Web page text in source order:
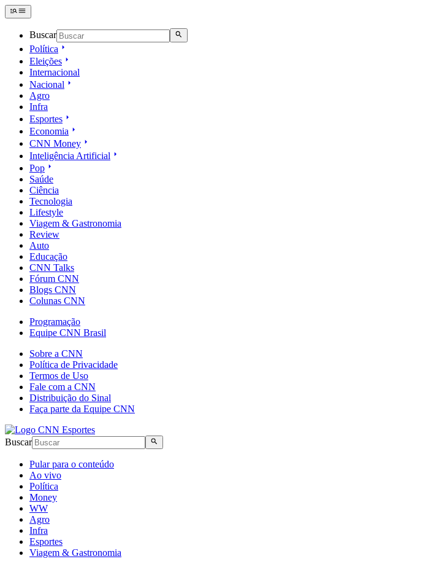
Buscar
Política
Eleições
Internacional
Nacional
Agro
Infra
Esportes
Economia
CNN Money
Inteligência Artificial
Pop
Saúde
Ciência
Tecnologia
Lifestyle
Viagem & Gastronomia
Review
Auto
Educação
CNN Talks
Fórum CNN
Blogs CNN
Colunas CNN
Programação
Equipe CNN Brasil
Sobre a CNN
Política de Privacidade
Termos de Uso
Fale com a CNN
Distribuição do Sinal
Faça parte da Equipe CNN
Buscar
Pular para o conteúdo
Ao vivo
Política
Money
WW
Agro
Infra
Esportes
Viagem & Gastronomia